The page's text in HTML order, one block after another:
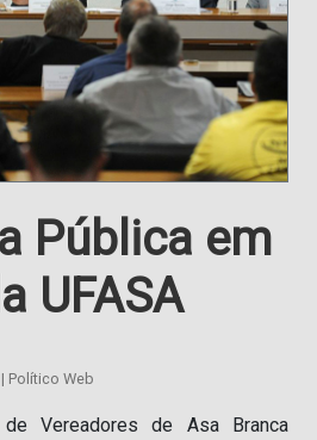
Pública em
UFASA
| Político Web
Vereadores de Asa Branca